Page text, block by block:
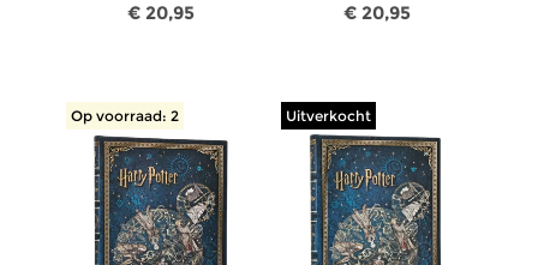
€ 20,95 € 20,95
Op voorraad: 2 Uitverkocht